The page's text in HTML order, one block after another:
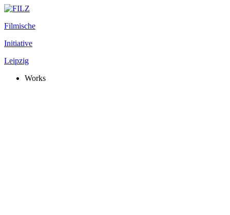
Filmische
Initiative
Leipzig
Works